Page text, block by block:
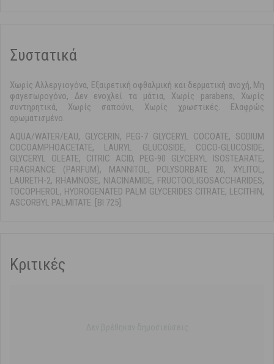
Συστατικά
Χωρίς Αλλεργιογόνα, Εξαιρετική οφθαλμική και δερματική ανοχή, Μη
φαγεσωρογόνο, Δεν ενοχλεί τα μάτια, Χωρίς parabens, Χωρίς
συντηρητικά, Χωρίς σαπούνι, Χωρίς χρωστικές. Ελαφρώς
αρωματισμένο.
AQUA/WATER/EAU, GLYCERIN, PEG-7 GLYCERYL COCOATE, SODIUM
COCOAMPHOACETATE, LAURYL GLUCOSIDE, COCO-GLUCOSIDE,
GLYCERYL OLEATE, CITRIC ACID, PEG-90 GLYCERYL ISOSTEARATE,
FRAGRANCE (PARFUM), MANNITOL, POLYSORBATE 20, XYLITOL,
LAURETH-2, RHAMNOSE, NIACINAMIDE, FRUCTOOLIGOSACCHARIDES,
TOCOPHEROL, HYDROGENATED PALM GLYCERIDES CITRATE, LECITHIN,
ASCORBYL PALMITATE. [BI 725].
Κριτικές